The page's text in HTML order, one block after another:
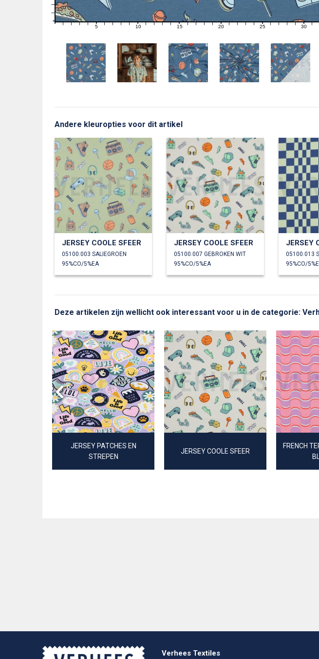
0
1
0 1 2 3 4 6 7 8 9 11 12 13 14 16 17 18 19 21 22 23 24 26 27 28 29 30 31
Andere kleuropties voor dit artikel
JERSEY COOLE SFEER
05100.003 SALIEGROEN
95%CO/5%EA
JERSEY COOLE SFEER
05100.007 GEBROKEN WIT
95%CO/5%EA
JERSEY
05100.013
95%CO/
Deze artikelen zijn wellicht ook interessant voor u in de categorie:
JERSEY PATCHES EN
STREPEN
JERSEY COOLE SFEER
FRENCH
Verhees Textiles